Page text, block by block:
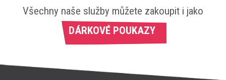
Všechny naše služby můžete zakoupit i jako
DÁRKOVÉ POUKAZY